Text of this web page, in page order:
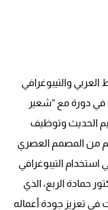
والتيبوغرافي
في دورة مع “شعير
الحديث وتوظيف
من المصمم العصري
استخدام التيبوغرافي
حمادة الربع، الذي
في تعزيز جودة أعماله